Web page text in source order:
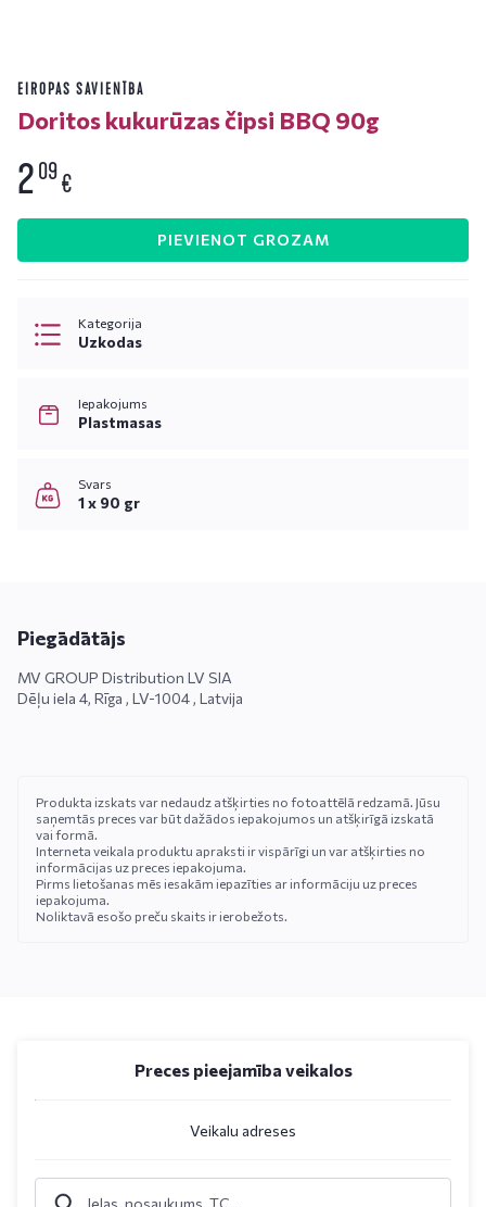
EIROPAS SAVIENĪBA
Doritos kukurūzas čipsi BBQ 90g
209€
PIEVIENOT GROZAM
Kategorija
Uzkodas
Iepakojums
Plastmasas
Svars
1 x 90 gr
Piegādātājs
MV GROUP Distribution LV SIA
Dēļu iela 4, Rīga , LV-1004 , Latvija
Produkta izskats var nedaudz atšķirties no fotoattēlā redzamā. Jūsu
saņemtās preces var būt dažādos iepakojumos un atšķirīgā izskatā
vai formā.
Interneta veikala produktu apraksti ir vispārīgi un var atšķirties no
informācijas uz preces iepakojuma.
Pirms lietošanas mēs iesakām iepazīties ar informāciju uz preces
iepakojuma.
Noliktavā esošo preču skaits ir ierobežots.
Preces pieejamība veikalos
Veikalu adreses